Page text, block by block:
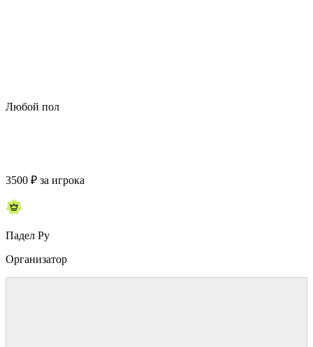
Любой пол
3500 ₽ за игрока
Падел Ру
Организатор